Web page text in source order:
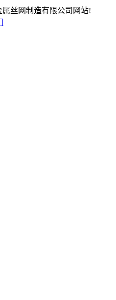
丝网制造有限公司网站!